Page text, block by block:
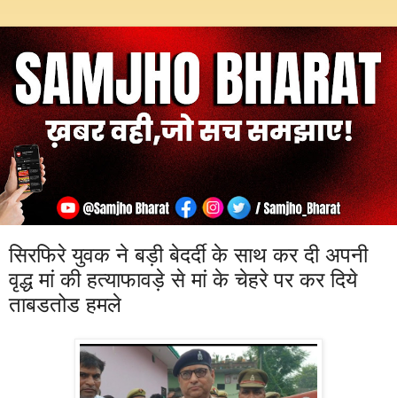
सिरफिरे युवक ने बड़ी बेदर्दी के साथ कर दी अपनी
वृद्ध मां की हत्याफावड़े से मां के चेहरे पर कर दिये
ताबडतोड हमले